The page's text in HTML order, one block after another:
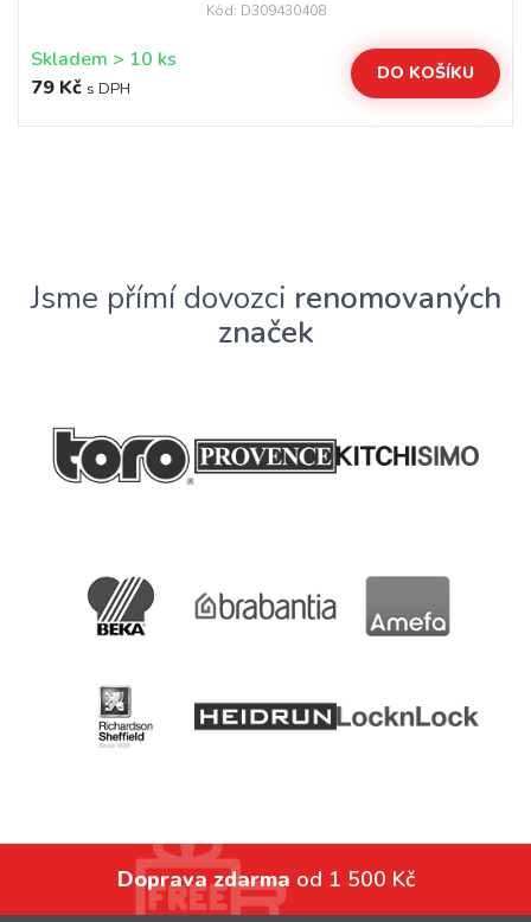
Kód: D309430408
Skladem > 10 ks
79 Kč s DPH
DO KOŠÍKU
Jsme přímí dovozci renomovaných
značek
Doprava zdarma od 1 500 Kč